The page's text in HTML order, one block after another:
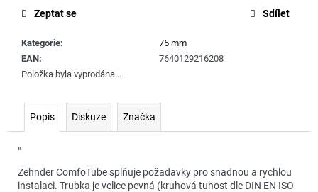
Kategorie:
75 mm
EAN:
7640129216208
Položka byla vyprodána…
Zeptat se Sdílet
Popis Diskuze Značka
"
Zehnder ComfoTube splňuje požadavky pro snadnou a rychlou
instalaci. Trubka je velice pevná (kruhová tuhost dle DIN EN ISO